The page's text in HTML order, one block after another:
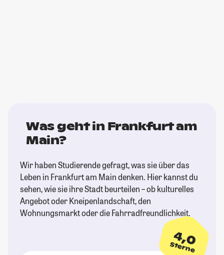
Was geht in Frankfurt am
Main?
Wir haben Studierende gefragt, was sie über das
Leben in Frankfurt am Main denken. Hier kannst du
sehen, wie sie ihre Stadt beurteilen – ob kulturelles
Angebot oder Kneipenlandschaft, den
Wohnungsmarkt oder die Fahrradfreundlichkeit.
4,0
Sterne